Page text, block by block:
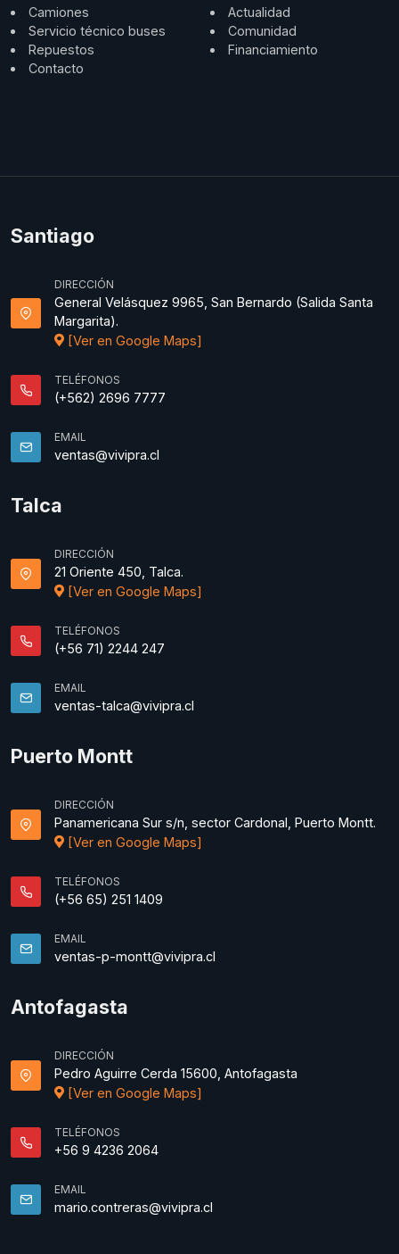
Camiones
Servicio técnico buses
Repuestos
Contacto
Actualidad
Comunidad
Financiamiento
Santiago
DIRECCIÓN
General Velásquez 9965, San Bernardo (Salida Santa
Margarita).
[Ver en Google Maps]
TELÉFONOS
(+562) 2696 7777
EMAIL
ventas@vivipra.cl
Talca
DIRECCIÓN
21 Oriente 450, Talca.
[Ver en Google Maps]
TELÉFONOS
(+56 71) 2244 247
EMAIL
ventas-talca@vivipra.cl
Puerto Montt
DIRECCIÓN
Panamericana Sur s/n, sector Cardonal, Puerto Montt.
[Ver en Google Maps]
TELÉFONOS
(+56 65) 251 1409
EMAIL
ventas-p-montt@vivipra.cl
Antofagasta
DIRECCIÓN
Pedro Aguirre Cerda 15600, Antofagasta
[Ver en Google Maps]
TELÉFONOS
+56 9 4236 2064
EMAIL
mario.contreras@vivipra.cl